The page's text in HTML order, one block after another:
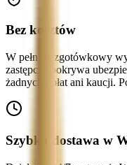
Bez kosztów
W pełni bezgotówkowy
zastępcze pokrywa
żadnych opłat ani kaucji.
Szybka dostawa w